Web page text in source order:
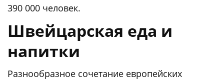
390 000 человек.
Швейцарская еда и
напитки
Разнообразное сочетание европейских